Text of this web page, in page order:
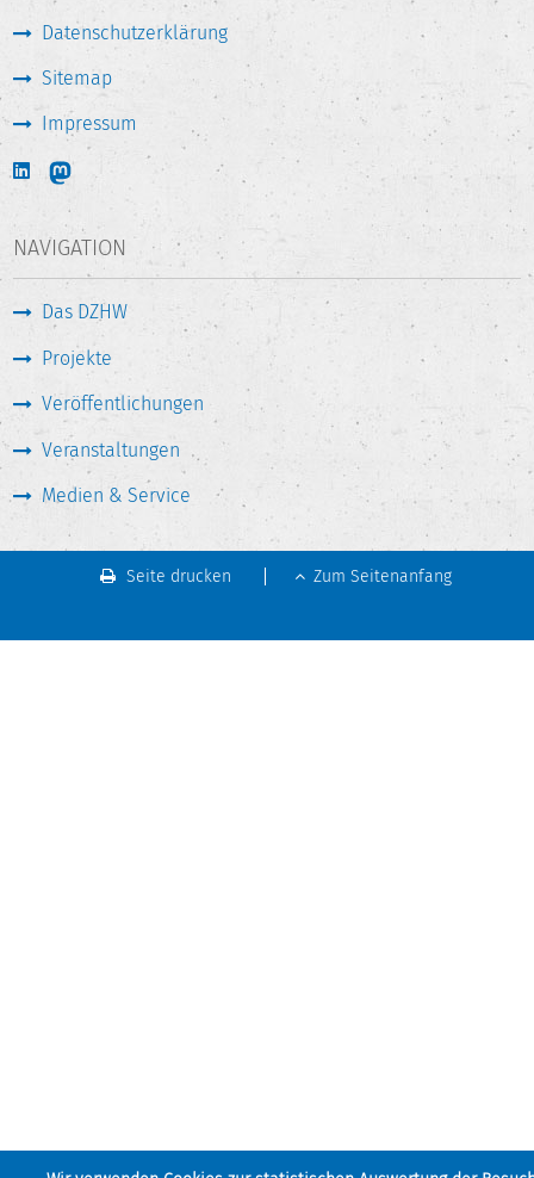
Datenschutzerklärung
Sitemap
Impressum
NAVIGATION
Das DZHW
Projekte
Veröffentlichungen
Veranstaltungen
Medien & Service
Seite drucken Zum Seitenanfang